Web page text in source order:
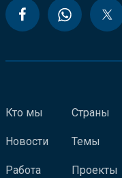
Кто мы
Новости
Работа
Страны
Темы
Проекты